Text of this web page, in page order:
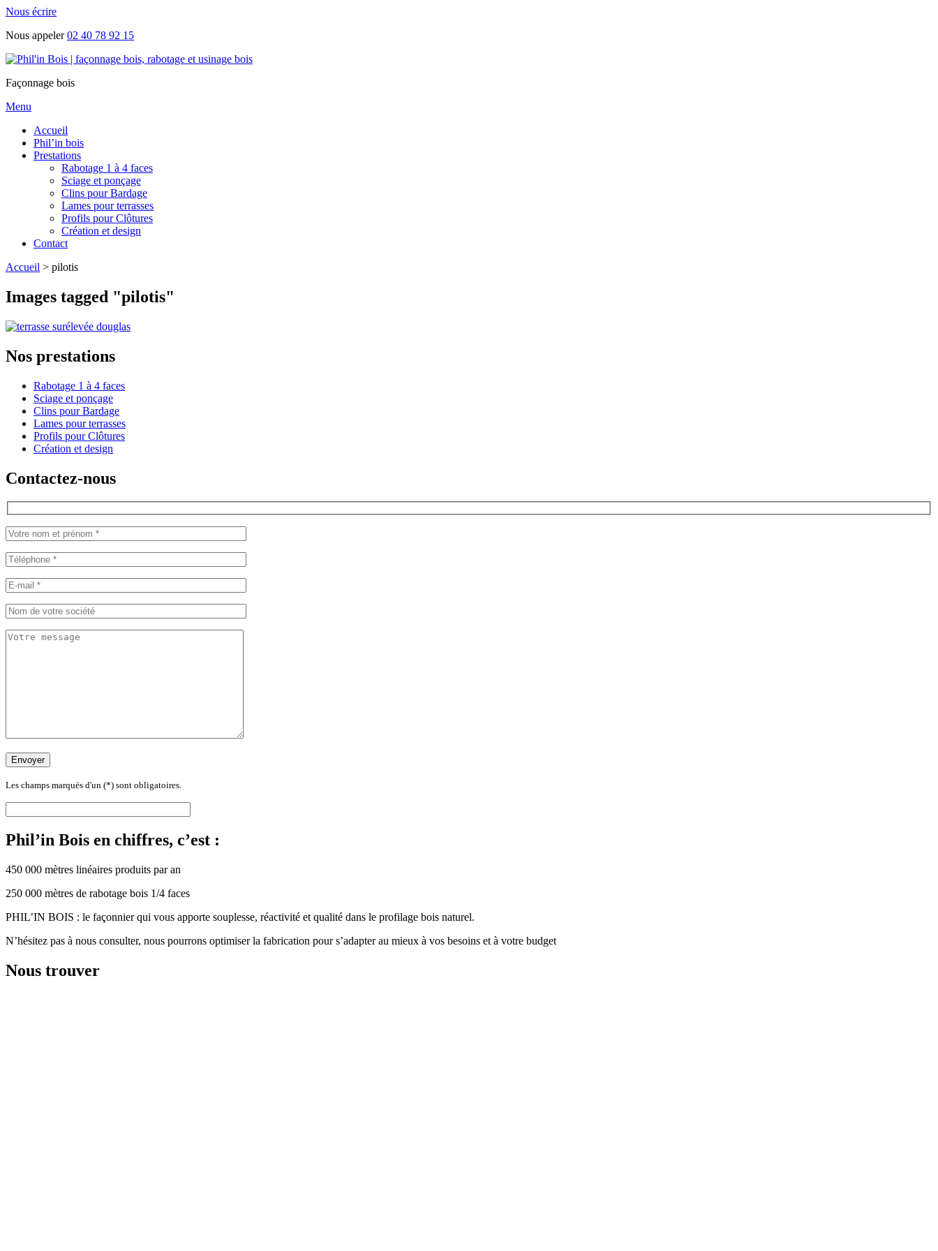
Nous écrire
Nous appeler02 40 78 92 15
Façonnage bois
Menu
Accueil
Phil’in bois
Prestations
Rabotage 1 à 4 faces
Sciage et ponçage
Clins pour Bardage
Lames pour terrasses
Profils pour Clôtures
Création et design
Contact
Accueil > pilotis
Images tagged "pilotis"
Nos prestations
Rabotage 1 à 4 faces
Sciage et ponçage
Clins pour Bardage
Lames pour terrasses
Profils pour Clôtures
Création et design
Contactez-nous
Les champs marqués d'un (*) sont obligatoires.
Phil’in Bois en chiffres, c’est :
450 000 mètres linéaires produits par an
250 000 mètres de rabotage bois 1/4 faces
PHIL’IN BOIS : le façonnier qui vous apporte souplesse, réactivité et qualité dans le profilage bois naturel.
N’hésitez pas à nous consulter, nous pourrons optimiser la fabrication pour s’adapter au mieux à vos besoins et à votre budget
Nous trouver